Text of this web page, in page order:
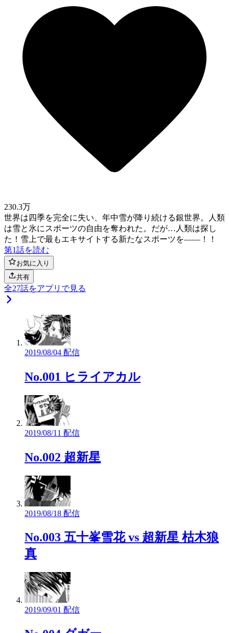
230.3万
世界は四季を完全に失い、年中雪が降り続ける銀世界。人類
は雪と氷にスポーツの自由を奪われた。だが…人類は探し
た！雪上で最もエキサイトする新たなスポーツを――！！
第1話を読む
お気に入り
共有
全27話をアプリで見る
2019/08/04 配信
No.001 ヒライアカル
2019/08/11 配信
No.002 超新星
2019/08/18 配信
No.003 五十峯雪花 vs 超新星 枯木狼
真
2019/09/01 配信